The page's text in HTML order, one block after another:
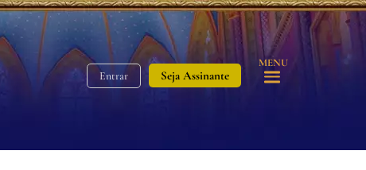
Entrar Seja Assinante
MENU